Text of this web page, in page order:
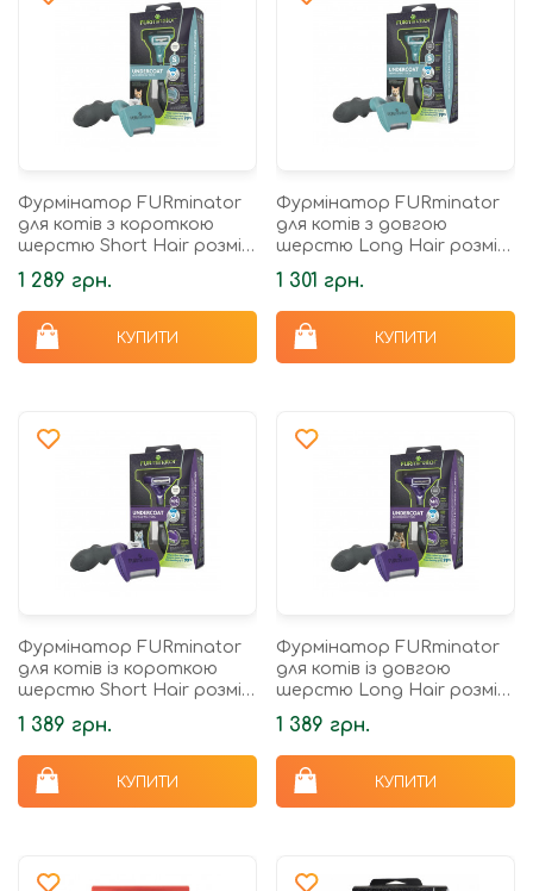
Фурмінатор FURminator
для котів з короткою
шерстю Short Hair розмір
S
1 289 грн.
КУПИТИ
Фурмінатор FURminator
для котів з довгою
шерстю Long Hair розмір
S
1 301 грн.
КУПИТИ
Фурмінатор FURminator
для котів із короткою
шерстю Short Hair розмір
L
1 389 грн.
КУПИТИ
Фурмінатор FURminator
для котів із довгою
шерстю Long Hair розмір
М/L
1 389 грн.
КУПИТИ